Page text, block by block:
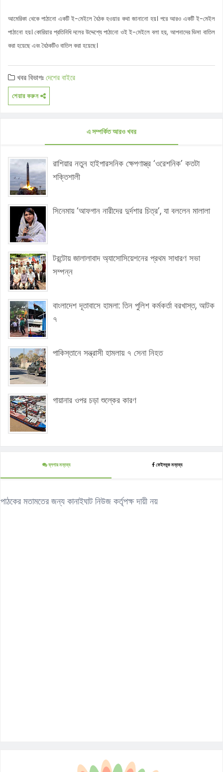
আমেরিকা থেকে পাঠানো একটি ই-মেইলে বৈঠক হওয়ার কথা জানানো হয়। পরে আরও একটি ই-মেইল
পাঠানো হয়। কোরিয়ার প্রতিনিধি দলের উদ্দেশ্যে পাঠানো ওই ই-মেইলে বলা হয়, আপনাদের ভিসা বাতিল
করা হয়েছে এবং বৈঠকটিও বাতিল করা হয়েছে।
খবর বিভাগঃদেশের বাইরে
শেয়ার করুন
এ সম্পর্কিত আরও খবর
রাশিয়ার নতুন হাইপারসনিক ক্ষেপণাস্ত্র ‘ওরেশনিক’ কতটা
শক্তিশালী
সিনেমায় ‘আফগান নারীদের দুর্দশার চিত্র’, যা বললেন মালালা
টরন্টোয় জালালাবাদ অ্যাসোসিয়েশনের প্রথম সাধারণ সভা
সম্পন্ন
বাংলাদেশ দূতাবাসে হামলা: তিন পুলিশ কর্মকর্তা বরখাস্ত, আটক
৭
পাকিস্তানে সন্ত্রাসী হামলায় ৭ সেনা নিহত
গায়ানার ওপর চড়া শুল্কের কারণ
ব্লগার মন্তব্য ফেইসবুক মন্তব্য
পাঠকের মতামতের জন্য কানাইঘাট নিউজ কর্তৃপক্ষ দায়ী নয়